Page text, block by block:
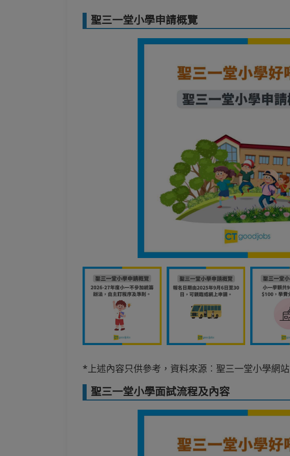
聖三一堂小學申請概覽
*上述內容只供參考，資料來源︰聖三一堂小學網站
聖三一堂小學面試流程及內容